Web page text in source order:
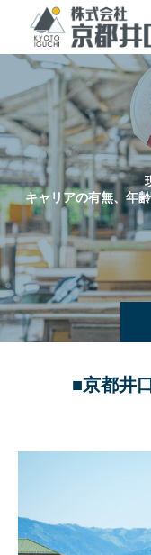
キャ リ アの有無、 年齢
■京都井